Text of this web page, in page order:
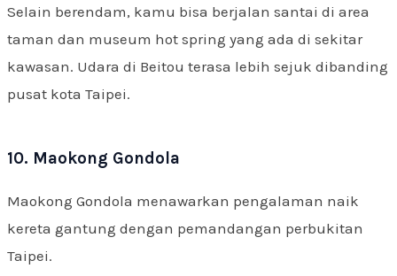
Selain berendam, kamu bisa berjalan santai di area
taman dan museum hot spring yang ada di sekitar
kawasan. Udara di Beitou terasa lebih sejuk dibanding
pusat kota Taipei.
10. Maokong Gondola
Maokong Gondola menawarkan pengalaman naik
kereta gantung dengan pemandangan perbukitan
Taipei.